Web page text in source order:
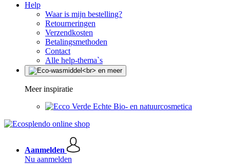
Help
Waar is mijn bestelling?
Retourneringen
Verzendkosten
Betalingsmethoden
Contact
Alle help-thema`s
Meer inspiratie
Echte Bio- en natuurcosmetica
Aanmelden
Nu aanmelden